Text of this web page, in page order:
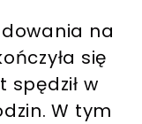
na
się
w
W tym